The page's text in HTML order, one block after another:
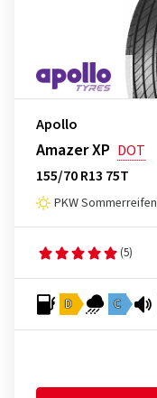
Apollo
Amazer XP DOT
155/70 R13 75T
PKW Sommerreifen
(5)
D C